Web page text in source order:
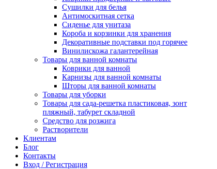
Сушилки для белья
Антимоскитная сетка
Сиденье для унитаза
Короба и корзинки для хранения
Декоративные подставки под горячее
Винилискожа галантерейная
Товары для ванной комнаты
Коврики для ванной
Карнизы для ванной комнаты
Шторы для ванной комнаты
Товары для уборки
Товары для сада-решетка пластиковая, зонт
пляжный, табурет складной
Средство для розжига
Растворители
Клиентам
Блог
Контакты
Вход / Регистрация